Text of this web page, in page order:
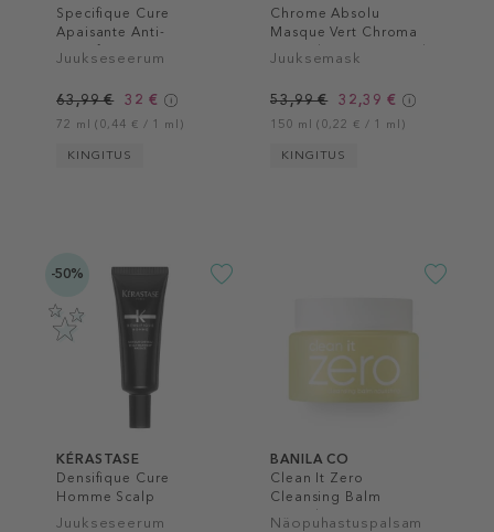
Specifique Cure
Apaisante Anti-
Inconforts
Juukseseerum
63,99 € 32 €
72 ml (0,44 € / 1 ml)
KINGITUS
Chrome Absolu
Masque Vert Chroma
Neutralisant Hair Mask
Juuksemask
53,99 € 32,39 €
150 ml (0,22 € / 1 ml)
KINGITUS
-50%
KÉRASTASE
Densifique Cure
Homme Scalp
Treatment
Juukseseerum
BANILA CO
Clean It Zero
Cleansing Balm
Nourishing
Näopuhastuspalsam